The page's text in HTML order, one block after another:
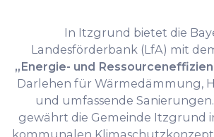
In Itzgrund bietet die
Landesförderbank (LfA) mit
„Energie- und
Darlehen für Wärmedämmung,
und umfassende
gewährt die Gemeinde Itzgrund